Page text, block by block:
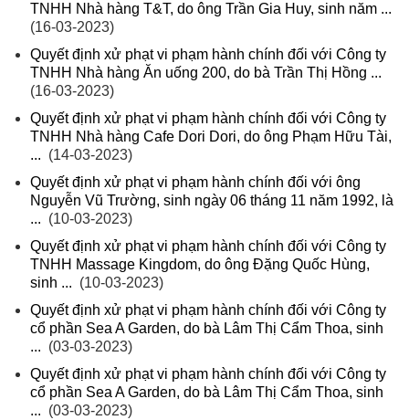
TNHH Nhà hàng T&T, do ông Trần Gia Huy, sinh năm ...
(16-03-2023)
Quyết định xử phạt vi phạm hành chính đối với Công ty
TNHH Nhà hàng Ăn uống 200, do bà Trần Thị Hồng ...
(16-03-2023)
Quyết định xử phạt vi phạm hành chính đối với Công ty
TNHH Nhà hàng Cafe Dori Dori, do ông Phạm Hữu Tài,
... (14-03-2023)
Quyết định xử phạt vi phạm hành chính đối với ông
Nguyễn Vũ Trường, sinh ngày 06 tháng 11 năm 1992, là
... (10-03-2023)
Quyết định xử phạt vi phạm hành chính đối với Công ty
TNHH Massage Kingdom, do ông Đặng Quốc Hùng,
sinh ... (10-03-2023)
Quyết định xử phạt vi phạm hành chính đối với Công ty
cổ phần Sea A Garden, do bà Lâm Thị Cẩm Thoa, sinh
... (03-03-2023)
Quyết định xử phạt vi phạm hành chính đối với Công ty
cổ phần Sea A Garden, do bà Lâm Thị Cẩm Thoa, sinh
... (03-03-2023)